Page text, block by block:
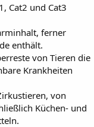
Cat2 und Cat3
ferner
enthält.
von Tieren die
Krankheiten
von
Küchen- und